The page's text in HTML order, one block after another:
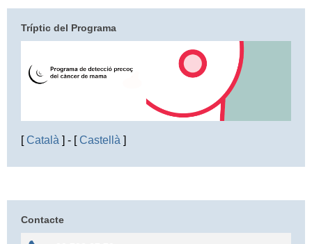
Tríptic del Programa
[Català ] - [Castellà ]
Contacte